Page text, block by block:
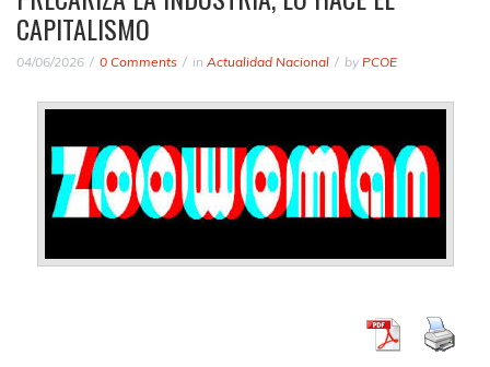
CAPITALISMO
04/06/2026 0 Comments in Actualidad Nacional by PCOE